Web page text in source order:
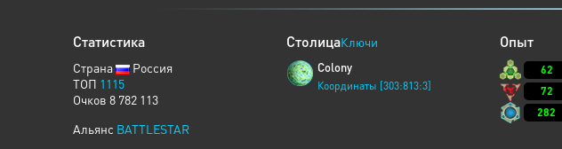
Статистика
Страна
Россия
ТОП 1115
Очков 8 782 113
Альянс BATTLESTAR
СтолицаКлючи
Colony
Координаты [303:813:3]
Опыт
62
72
282